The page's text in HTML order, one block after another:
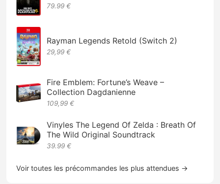
79.99 €
Rayman Legends Retold (Switch 2)
29,99 €
Fire Emblem: Fortune’s Weave –
Collection Dagdanienne
109,99 €
Vinyles The Legend Of Zelda : Breath Of
The Wild Original Soundtrack
39.99 €
Voir toutes les précommandes les plus attendues →